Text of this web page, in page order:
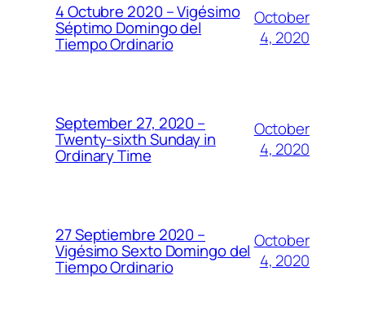
4 Octubre 2020 – Vigésimo
Séptimo Domingo del
Tiempo Ordinario
October
4, 2020
September 27, 2020 –
Twenty-sixth Sunday in
Ordinary Time
October
4, 2020
27 Septiembre 2020 –
Vigésimo Sexto Domingo del
Tiempo Ordinario
October
4, 2020